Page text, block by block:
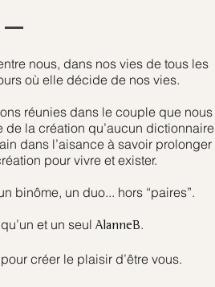
nous, dans nos vies de tous les
où elle décide de nos vies.
réunies dans le couple que nous
de la création qu’aucun dictionnaire
dans l’aisance à savoir prolonger
pour vivre et exister.
binôme, un duo... hors “paires”.
et un seul AlanneB.
créer le plaisir d’être vous.